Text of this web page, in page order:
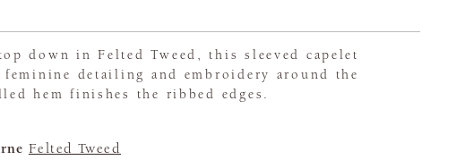
down in Felted Tweed, this sleeved capelet
feminine detailing and embroidery around the
hem finishes the ribbed edges.
Felted Tweed